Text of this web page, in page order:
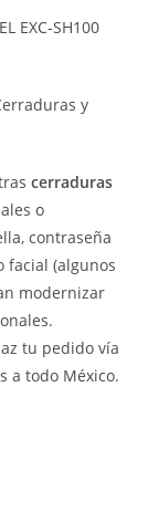
EXC-SH100
y
cerraduras
o
contraseña
facial (algunos
modernizar
tu pedido vía
a todo México.